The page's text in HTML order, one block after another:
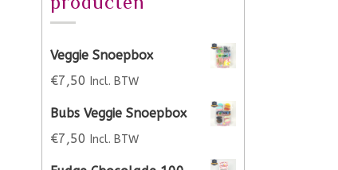
Veggie Snoepbox
€7,50 Incl. BTW
Bubs Veggie Snoepbox
€7,50 Incl. BTW